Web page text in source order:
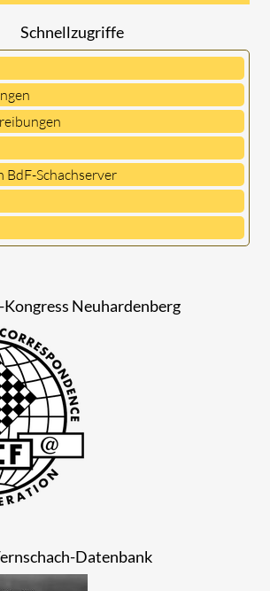
Schnellzugriffe
BdF-Schachserver
Kongress Neuhardenberg
Datenbank